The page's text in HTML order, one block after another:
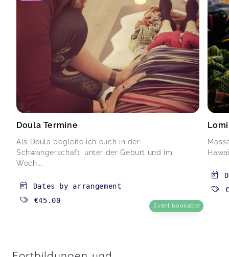
Doula Termine
Als Doula begleite ich euch in der
Schwangerschaft, unter der Geburt und im
Woch...
Dates by arrangement
€45.00
Event bookable